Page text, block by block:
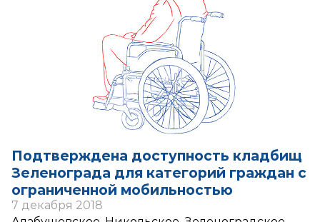
Подтверждена доступность кладбищ
Зеленограда для категорий граждан с
ограниченной мобильностью
7 декабря 2018